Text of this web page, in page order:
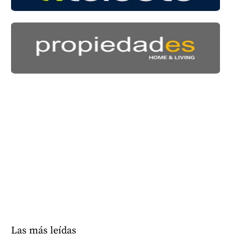
Las más leídas